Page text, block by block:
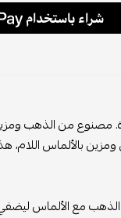
مصنوع من الذهب
بالألماس اللام،
مع الألماس